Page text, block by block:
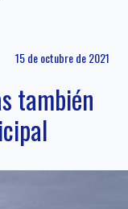
15 de octubre de 2021
también